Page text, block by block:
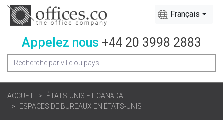
Français
Appelez nous +44 20 3998 2883
ACCUEIL
ÉTATS-UNIS ET CANADA
ESPACES DE BUREAUX EN ÉTATS-UNIS